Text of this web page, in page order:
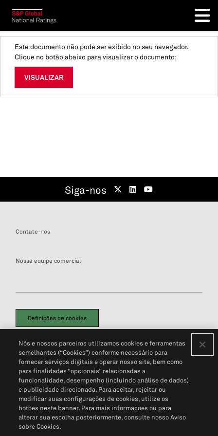
Este documento não pode ser exibido no seu navegador.
Clique no botão abaixo para visualizar o documento:
VISUALIZAR
Siga-nos
Contate-nos
Nossa equipe comercial
Definições de cookies
Política de PrivacidadePortal de privacidade do cliente (em inglês)
Não Venda Minhas Informações Pessoais© 2026 S&P Global
Nós e nossos parceiros utilizamos cookies e ferramentas
semelhantes (“Cookies”) conforme necessário para
fornecer serviços digitais e operar nosso site, bem como
para finalidades “opcionais” relacionadas a
funcionalidade, desempenho (incluindo análise de dados)
e publicidade direcionada. Para aceitar, rejeitar ou
modificar suas configurações de cookies, utilize os
botões neste banner. Para mais informações ou para
alterar sua escolha posteriormente, consulte nosso Aviso
sobre Cookies.